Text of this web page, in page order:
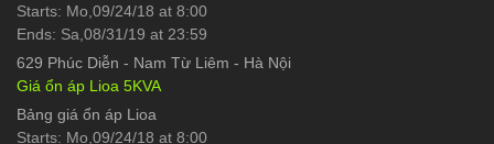
Starts: Mo,09/24/18 at 8:00
Ends: Sa,08/31/19 at 23:59
629 Phúc Diễn - Nam Từ Liêm - Hà Nội
Giá ổn áp Lioa 5KVA
Bảng giá ổn áp Lioa
Starts: Mo,09/24/18 at 8:00